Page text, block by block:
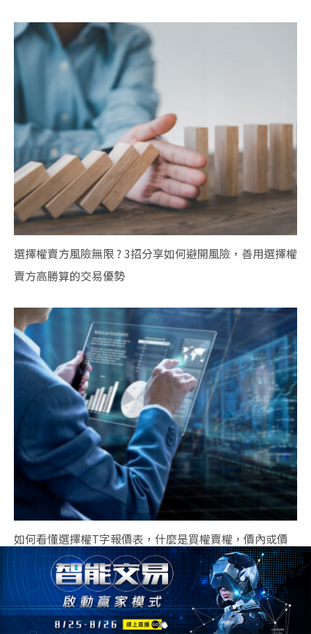
選擇權賣方風險無限 ? 3招分享如何避開風險，善用選擇權
賣方高勝算的交易優勢
如何看懂選擇權T字報價表，什麼是買權賣權，價內或價
外，讓你1次搞懂 !